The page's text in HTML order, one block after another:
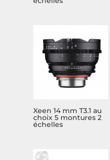
Xeen 14 mm T3.1 au
choix 5 montures 2
échelles